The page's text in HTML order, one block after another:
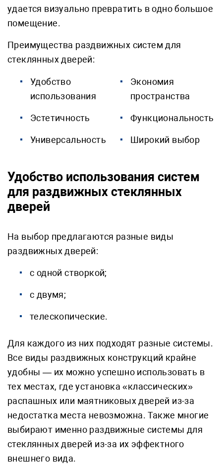
удается визуально превратить в одно большое
помещение.
Преимущества раздвижных систем для
стеклянных дверей:
Удобство
использования
Эстетичность
Универсальность
Экономия
пространства
Функциональность
Широкий выбор
Удобство использования систем
для раздвижных стеклянных
дверей
На выбор предлагаются разные виды
раздвижных дверей:
с одной створкой;
с двумя;
телескопические.
Для каждого из них подходят разные системы.
Все виды раздвижных конструкций крайне
удобны — их можно успешно использовать в
тех местах, где установка «классических»
распашных или маятниковых дверей из-за
недостатка места невозможна. Также многие
выбирают именно раздвижные системы для
стеклянных дверей из-за их эффектного
внешнего вида.